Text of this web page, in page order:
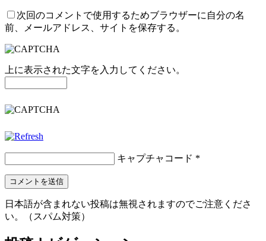
次回のコメントで使用するためブラウザーに自分の名
前、メールアドレス、サイトを保存する。
上に表示された文字を入力してください。
キャプチャコード *
日本語が含まれない投稿は無視されますのでご注意くださ
い。（スパム対策）